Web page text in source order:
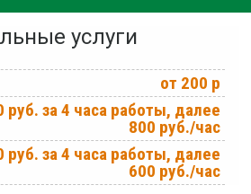
услуги
от 200 р
руб. за 4 часа работы, далее
800 руб./час
руб. за 4 часа работы, далее
600 руб./час